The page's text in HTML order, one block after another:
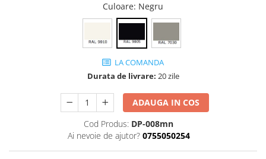
Culoare: Negru
LA COMANDA
Durata de livrare: 20 zile
ADAUGA IN COS
Cod Produs: DP-008mn
Ai nevoie de ajutor? 0755050254